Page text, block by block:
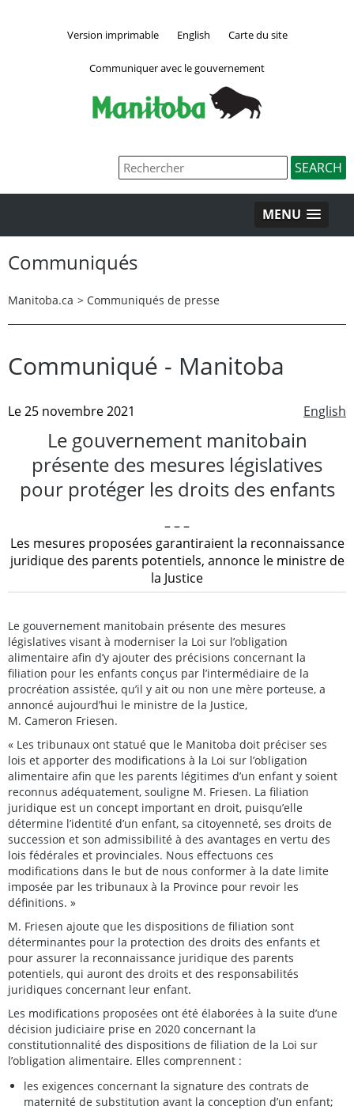
Version imprimable English Carte du site
Communiquer avec le gouvernement
MENU
Communiqués
Manitoba.ca > Communiqués de presse
Communiqué - Manitoba
English
Le 25 novembre 2021
Le gouvernement manitobain
présente des mesures législatives
pour protéger les droits des enfants
– – –
Les mesures proposées garantiraient la reconnaissance
juridique des parents potentiels, annonce le ministre de
la Justice
Le gouvernement manitobain présente des mesures
législatives visant à moderniser la Loi sur l’obligation
alimentaire afin d’y ajouter des précisions concernant la
filiation pour les enfants conçus par l’intermédiaire de la
procréation assistée, qu’il y ait ou non une mère porteuse, a
annoncé aujourd’hui le ministre de la Justice,
M. Cameron Friesen.
« Les tribunaux ont statué que le Manitoba doit préciser ses
lois et apporter des modifications à la Loi sur l’obligation
alimentaire afin que les parents légitimes d’un enfant y soient
reconnus adéquatement, souligne M. Friesen. La filiation
juridique est un concept important en droit, puisqu’elle
détermine l’identité d’un enfant, sa citoyenneté, ses droits de
succession et son admissibilité à des avantages en vertu des
lois fédérales et provinciales. Nous effectuons ces
modifications dans le but de nous conformer à la date limite
imposée par les tribunaux à la Province pour revoir les
définitions. »
M. Friesen ajoute que les dispositions de filiation sont
déterminantes pour la protection des droits des enfants et
pour assurer la reconnaissance juridique des parents
potentiels, qui auront des droits et des responsabilités
juridiques concernant leur enfant.
Les modifications proposées ont été élaborées à la suite d’une
décision judiciaire prise en 2020 concernant la
constitutionnalité des dispositions de filiation de la Loi sur
l’obligation alimentaire. Elles comprennent :
les exigences concernant la signature des contrats de
maternité de substitution avant la conception d’un enfant;